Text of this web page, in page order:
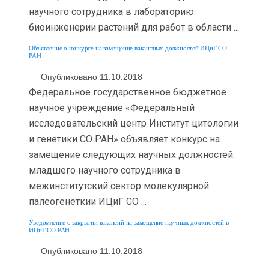
научного сотрудника в лабораторию
биоинженерии растений для работ в области ...
Объявление о конкурсе на замещение вакантных должностей ИЦиГ СО
РАН
Опубликовано 11.10.2018
Федеральное государственное бюджетное
научное учреждение «Федеральный
исследовательский центр Институт цитологии
и генетики СО РАН» объявляет конкурс на
замещение следующих научных должностей:
младшего научного сотрудника в
межинститутский сектор молекулярной
палеогенеткии ИЦиГ СО ...
Уведомление о закрытии вакансий на замещение научных должностей в
ИЦиГ СО РАН
Опубликовано 11.10.2018